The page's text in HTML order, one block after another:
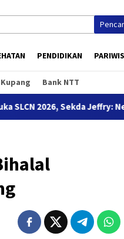
PENDIDIKAN
Bank NTT
2026, Sekda Jeffry: Nelayan